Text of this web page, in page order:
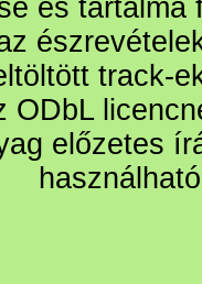
és
track-
ODbL
előzetes